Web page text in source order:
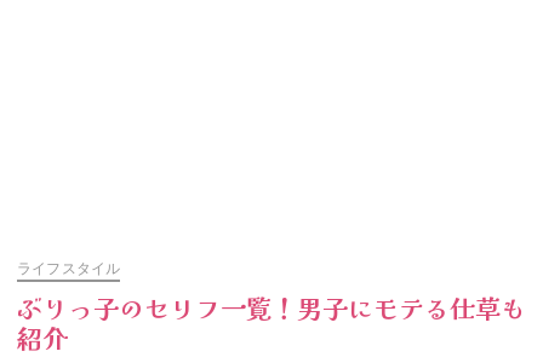
ライフスタイル
ぶりっ子のセリフ一覧！男子にモテる仕草も
紹介